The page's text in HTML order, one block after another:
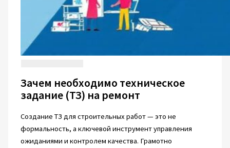
Зачем необходимо техническое
задание (ТЗ) на ремонт
Создание ТЗ для строительных работ — это не
формальность, а ключевой инструмент управления
ожиданиями и контролем качества. Грамотно